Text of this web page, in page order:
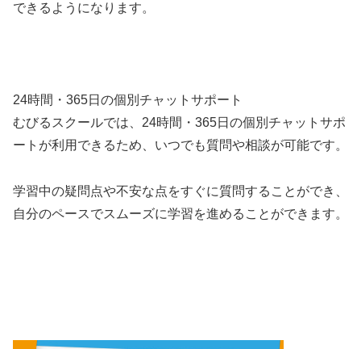
できるようになります。
24時間・365日の個別チャットサポート
むびるスクールでは、24時間・365日の個別チャットサポ
ートが利用できるため、いつでも質問や相談が可能です。
学習中の疑問点や不安な点をすぐに質問することができ、
自分のペースでスムーズに学習を進めることができます。